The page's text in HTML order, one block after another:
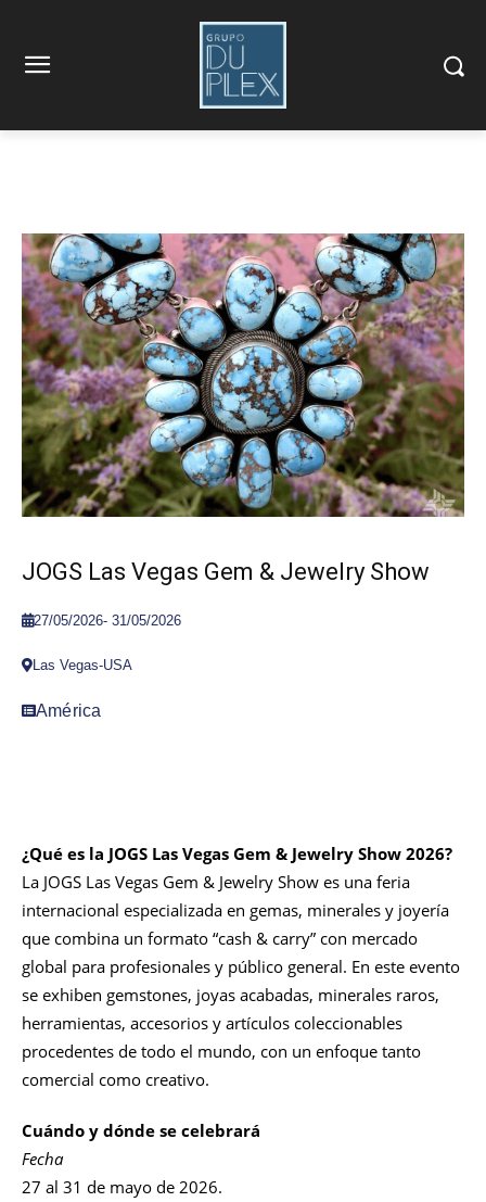
JOGS Las Vegas Gem & Jewelry Show
27/05/2026- 31/05/2026
Las Vegas-USA
América
¿Qué es la JOGS Las Vegas Gem & Jewelry Show 2026?
La JOGS Las Vegas Gem & Jewelry Show es una feria
internacional especializada en gemas, minerales y joyería
que combina un formato “cash & carry” con mercado
global para profesionales y público general. En este evento
se exhiben gemstones, joyas acabadas, minerales raros,
herramientas, accesorios y artículos coleccionables
procedentes de todo el mundo, con un enfoque tanto
comercial como creativo.
Cuándo y dónde se celebrará
Fecha
27 al 31 de mayo de 2026.